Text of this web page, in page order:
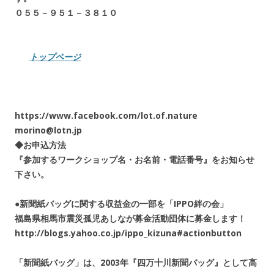
０５５－９５１－３８１０
トップページ
https://www.facebook.com/lot.of.nature
morino@lotn.jp
◆お申込方法
『参加するワークショップ名・お名前・電話番号』をお知らせ
下さい。
●新聞紙バッグに関する収益金の一部を「IPPO絆の会」
福島県相馬市震災孤児あしなが募金活動団体に募金します！
http://blogs.yahoo.co.jp/ippo_kizuna#actionbutton
「新聞紙バッグ」は、2003年『四万十川新聞バッグ』として高